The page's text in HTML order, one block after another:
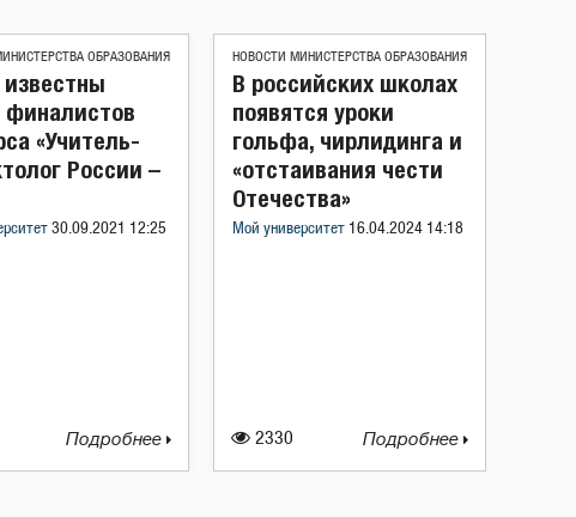
ОБРАЗОВАНИЯ
финалистов
«Учитель-
России –
30.09.2021 12:25
Подробнее
НОВОСТИ МИНИСТЕРСТВА ОБРАЗОВАНИЯ
2330
В российских школах
появятся уроки
гольфа, чирлидинга и
«отстаивания чести
Отечества»
Мой университет 16.04.2024 14:18
Подробнее